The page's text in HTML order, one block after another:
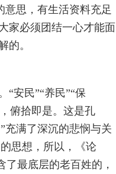
意思，有生活资料充足
家必须团结一心才能面
的。
安民”“养民”“保
俯拾即是。这是孔
充满了深沉的悲悯与关
思想，所以，《论
最底层的老百姓的，